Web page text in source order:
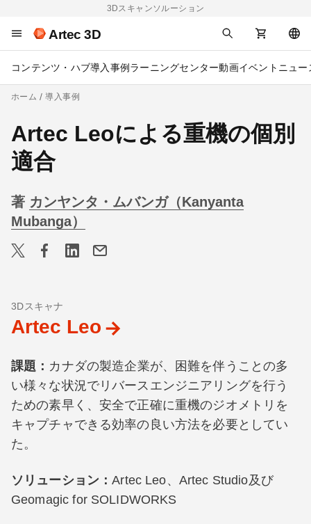
3Dスキャンソルーション
Artec 3D
コンテンツ・ハブ導入事例 ラーニングセンター動画イベント ニュー
ホーム 導入事例
Artec Leoによる重機の個別
適合
著 カンヤンタ・ムバンガ（Kanyanta
Mubanga）
3Dスキャナ
Artec Leo
課題： カナダの製造企業が、困難を伴うことの多
い様々な状況でリバースエンジニアリングを行う
ための素早く、安全で正確に重機のジオメトリを
キャプチャできる効率の良い方法を必要としてい
た。
ソリューション：Artec Leo、Artec Studio及び
Geomagic for SOLIDWORKS